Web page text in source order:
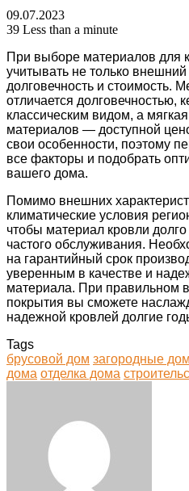
09.07.2023
39 Less than a minute
При выборе материалов для
учитывать не только
долговечность и стоимость.
отличается долговечностью,
классическим видом, а
материалов — доступной
свои особенности, поэтому
все факторы и подобрать
вашего дома.
Помимо внешних
климатические условия
чтобы материал кровли
частого обслуживания.
на гарантийный срок
уверенным в качестве и
материала. При правильном
покрытия вы сможете
надежной кровлей долгие
Tags
брусовой дом загородные
дома отделка дома